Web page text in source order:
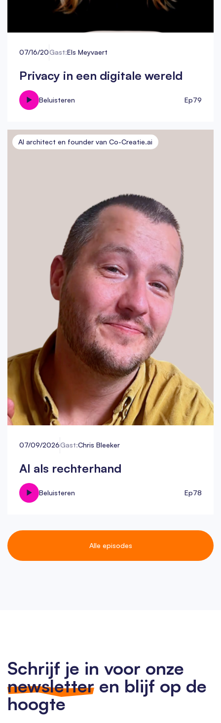
07/16/20Gast:Els Meyvaert
Privacy in een digitale wereld
Beluisteren Ep79
AI architect en founder van Co-Creatie.ai
07/09/2026Gast:Chris Bleeker
AI als rechterhand
Beluisteren Ep78
Alle episodes
Schrijf je in voor onze
newsletter en blijf op de
hoogte